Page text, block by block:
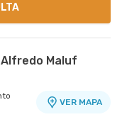
Maluf
VER MAPA